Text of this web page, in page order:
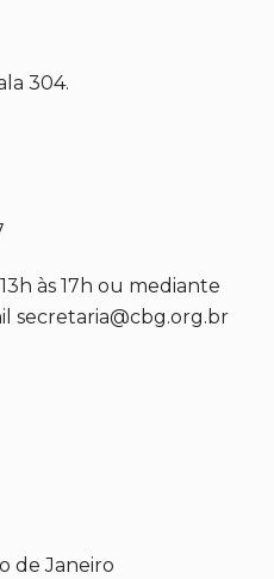
304.
às 17h ou mediante
secretaria@cbg.org.br
de Janeiro